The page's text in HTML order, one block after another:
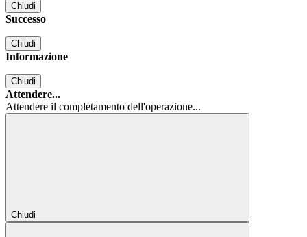
Chiudi
Successo
Chiudi
Informazione
Chiudi
Attendere...
Attendere il completamento dell'operazione...
Chiudi